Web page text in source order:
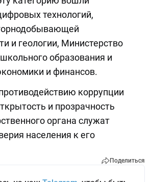
технологий,
и геологии, Министерство
образования и
и финансов.
коррупции
и прозрачность
органа служат
населения к его
Поделиться